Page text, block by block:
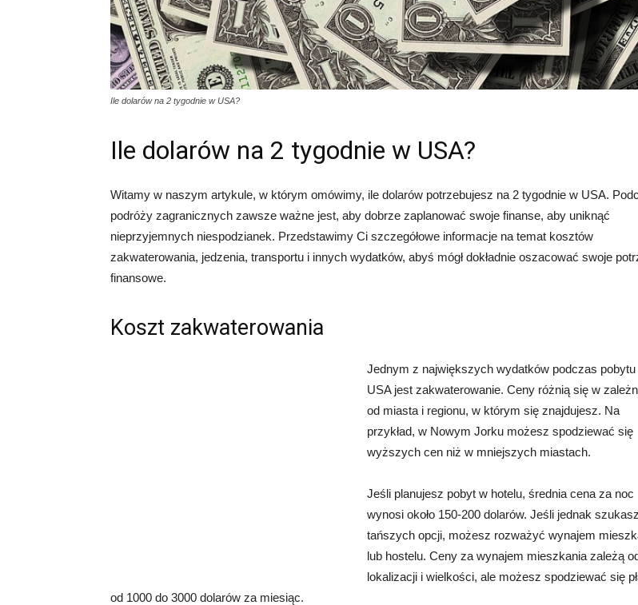
Ile dolarów na 2 tygodnie w USA?
Ile dolarów na 2 tygodnie w USA?
Witamy w naszym artykule, w którym omówimy, ile dolarów potrzebujesz na 2 tygodnie w USA.
podróży zagranicznych zawsze ważne jest, aby dobrze zaplanować swoje finanse, aby uniknąć
nieprzyjemnych niespodzianek. Przedstawimy Ci szczegółowe informacje na temat kosztów
zakwaterowania, jedzenia, transportu i innych wydatków, abyś mógł dokładnie oszacować swoje
finansowe.
Koszt zakwaterowania
Jednym z największych wydatków podczas pobytu
USA jest zakwaterowanie. Ceny różnią się w
od miasta i regionu, w którym się znajdujesz. Na
przykład, w Nowym Jorku możesz spodziewać się
wyższych cen niż w mniejszych miastach.
Jeśli planujesz pobyt w hotelu, średnia cena za noc
wynosi około 150-200 dolarów. Jeśli jednak szukasz
tańszych opcji, możesz rozważyć wynajem
lub hostelu. Ceny za wynajem mieszkania zależą
lokalizacji i wielkości, ale możesz spodziewać się
od 1000 do 3000 dolarów za miesiąc.